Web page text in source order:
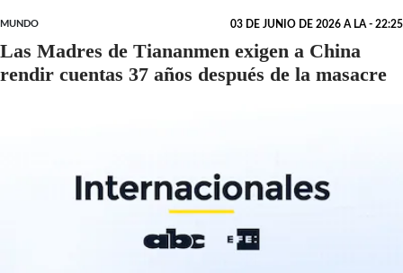
MUNDO 03 DE JUNIO DE 2026 A LA - 22:25
Las Madres de Tiananmen exigen a China
rendir cuentas 37 años después de la masacre